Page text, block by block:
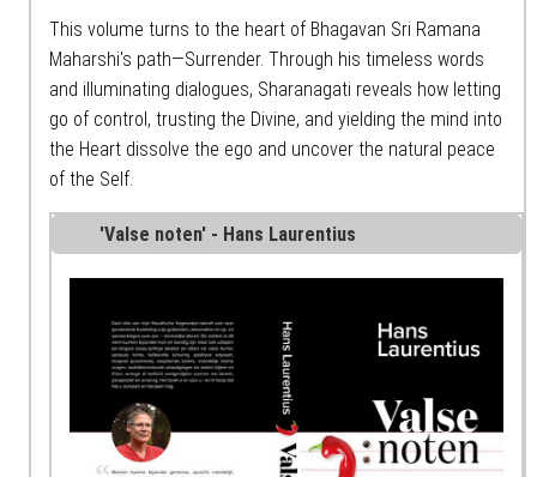
This volume turns to the heart of Bhagavan Sri Ramana
Maharshi's path—Surrender. Through his timeless words
and illuminating dialogues, Sharanagati reveals how letting
go of control, trusting the Divine, and yielding the mind into
the Heart dissolve the ego and uncover the natural peace
of the Self.
'Valse noten' - Hans Laurentius